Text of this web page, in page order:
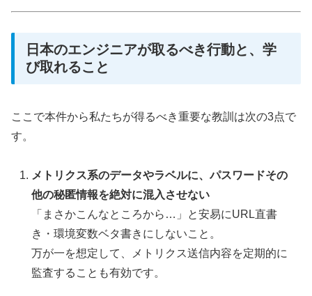
日本のエンジニアが取るべき行動と、学
び取れること
ここで本件から私たちが得るべき重要な教訓は次の3点で
す。
メトリクス系のデータやラベルに、パスワードその
他の秘匿情報を絶対に混入させない
「まさかこんなところから…」と安易にURL直書
き・環境変数ベタ書きにしないこと。
万が一を想定して、メトリクス送信内容を定期的に
監査することも有効です。